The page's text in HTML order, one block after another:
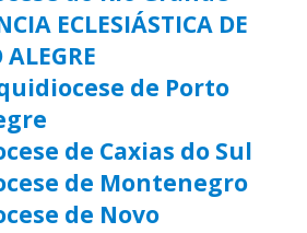
ECLESIÁSTICA DE
ALEGRE
de Porto
de Caxias do Sul
de Montenegro
de Novo